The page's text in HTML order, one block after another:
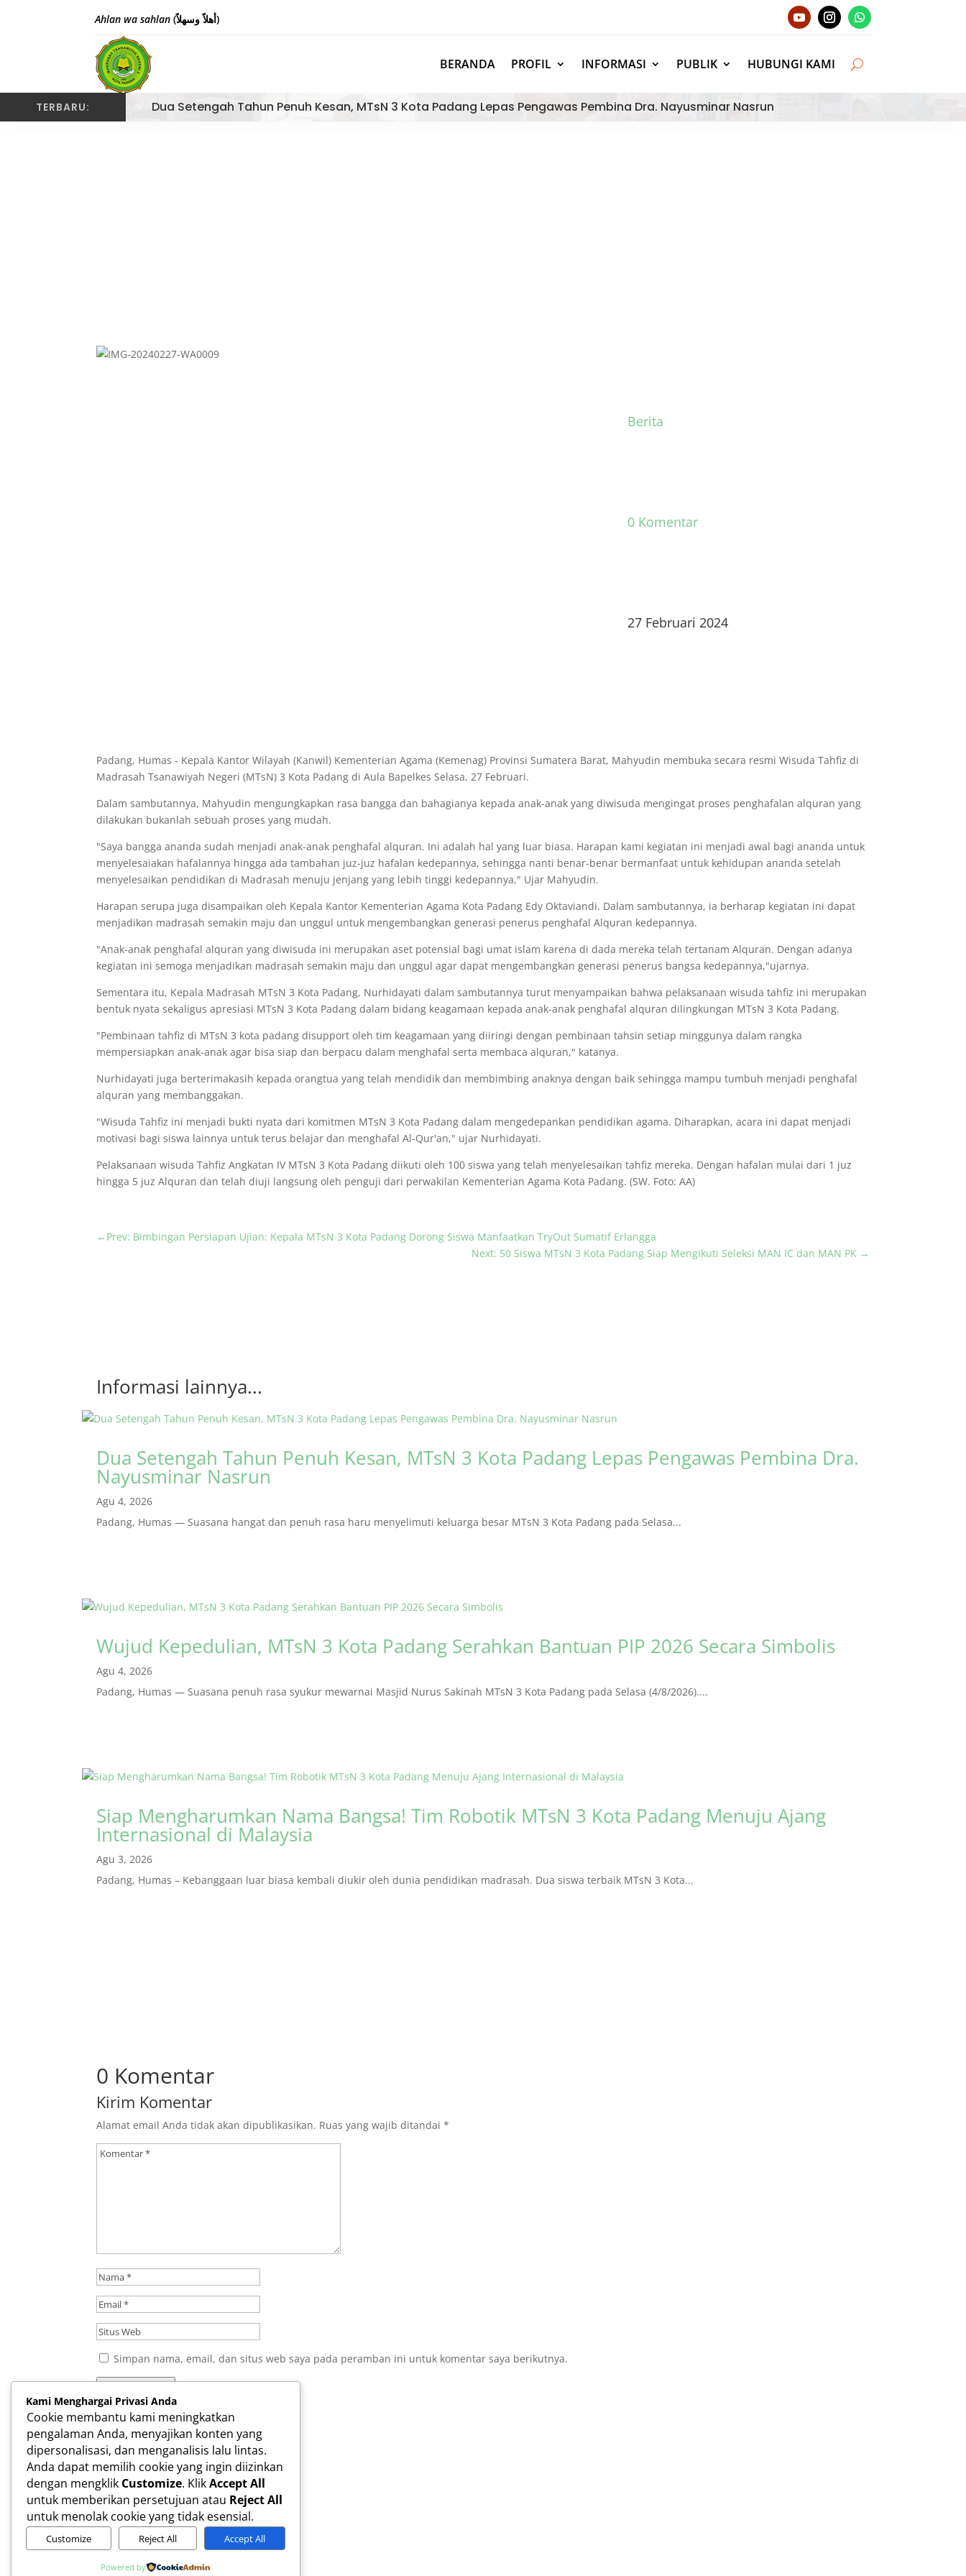
Ahlan wa sahlan (أهلاً وسهلاً)
BERANDA PROFIL INFORMASI PUBLIK HUBUNGI KAMI
TERBARU: Dua Setengah Tahun Penuh Kesan, MTsN 3 Kota Padang Lepas Pengawas Pembina Dra. Nayusminar Nasrun
Berita
0 Komentar
27 Februari 2024
Padang, Humas - Kepala Kantor Wilayah (Kanwil) Kementerian Agama (Kemenag) Provinsi Sumatera Barat, Mahyudin membuka secara resmi Wisuda Tahfiz di
Madrasah Tsanawiyah Negeri (MTsN) 3 Kota Padang di Aula Bapelkes Selasa, 27 Februari.
Dalam sambutannya, Mahyudin mengungkapkan rasa bangga dan bahagianya kepada anak-anak yang diwisuda mengingat proses penghafalan alquran yang
dilakukan bukanlah sebuah proses yang mudah.
"Saya bangga ananda sudah menjadi anak-anak penghafal alquran. Ini adalah hal yang luar biasa. Harapan kami kegiatan ini menjadi awal bagi ananda untuk
menyelesaiakan hafalannya hingga ada tambahan juz-juz hafalan kedepannya, sehingga nanti benar-benar bermanfaat untuk kehidupan ananda setelah
menyelesaikan pendidikan di Madrasah menuju jenjang yang lebih tinggi kedepannya," Ujar Mahyudin.
Harapan serupa juga disampaikan oleh Kepala Kantor Kementerian Agama Kota Padang Edy Oktaviandi. Dalam sambutannya, ia berharap kegiatan ini dapat
menjadikan madrasah semakin maju dan unggul untuk mengembangkan generasi penerus penghafal Alquran kedepannya.
"Anak-anak penghafal alquran yang diwisuda ini merupakan aset potensial bagi umat islam karena di dada mereka telah tertanam Alquran. Dengan adanya
kegiatan ini semoga menjadikan madrasah semakin maju dan unggul agar dapat mengembangkan generasi penerus bangsa kedepannya,"ujarnya.
Sementara itu, Kepala Madrasah MTsN 3 Kota Padang, Nurhidayati dalam sambutannya turut menyampaikan bahwa pelaksanaan wisuda tahfiz ini merupakan
bentuk nyata sekaligus apresiasi MTsN 3 Kota Padang dalam bidang keagamaan kepada anak-anak penghafal alquran dilingkungan MTsN 3 Kota Padang.
"Pembinaan tahfiz di MTsN 3 kota padang disupport oleh tim keagamaan yang diiringi dengan pembinaan tahsin setiap minggunya dalam rangka
mempersiapkan anak-anak agar bisa siap dan berpacu dalam menghafal serta membaca alquran," katanya.
Nurhidayati juga berterimakasih kepada orangtua yang telah mendidik dan membimbing anaknya dengan baik sehingga mampu tumbuh menjadi penghafal
alquran yang membanggakan.
"Wisuda Tahfiz ini menjadi bukti nyata dari komitmen MTsN 3 Kota Padang dalam mengedepankan pendidikan agama. Diharapkan, acara ini dapat menjadi
motivasi bagi siswa lainnya untuk terus belajar dan menghafal Al-Qur'an," ujar Nurhidayati.
Pelaksanaan wisuda Tahfiz Angkatan IV MTsN 3 Kota Padang diikuti oleh 100 siswa yang telah menyelesaikan tahfiz mereka. Dengan hafalan mulai dari 1 juz
hingga 5 juz Alquran dan telah diuji langsung oleh penguji dari perwakilan Kementerian Agama Kota Padang. (SW. Foto: AA)
← Prev: Bimbingan Persiapan Ujian: Kepala MTsN 3 Kota Padang Dorong Siswa Manfaatkan TryOut Sumatif Erlangga
Next: 50 Siswa MTsN 3 Kota Padang Siap Mengikuti Seleksi MAN IC dan MAN PK→
Informasi lainnya...
Dua Setengah Tahun Penuh Kesan, MTsN 3 Kota Padang Lepas Pengawas Pembina Dra.
Nayusminar Nasrun
Agu 4, 2026
Padang, Humas — Suasana hangat dan penuh rasa haru menyelimuti keluarga besar MTsN 3 Kota Padang pada Selasa...
Wujud Kepedulian, MTsN 3 Kota Padang Serahkan Bantuan PIP 2026 Secara Simbolis
Agu 4, 2026
Padang, Humas — Suasana penuh rasa syukur mewarnai Masjid Nurus Sakinah MTsN 3 Kota Padang pada Selasa (4/8/2026)....
Siap Mengharumkan Nama Bangsa! Tim Robotik MTsN 3 Kota Padang Menuju Ajang
Internasional di Malaysia
Agu 3, 2026
Padang, Humas – Kebanggaan luar biasa kembali diukir oleh dunia pendidikan madrasah. Dua siswa terbaik MTsN 3 Kota...
0 Komentar
Kirim Komentar
Alamat email Anda tidak akan dipublikasikan. Ruas yang wajib ditandai*
Simpan nama, email, dan situs web saya pada peramban ini untuk komentar saya berikutnya.
Kirim Komentar
Kami Menghargai Privasi Anda
Cookie membantu kami meningkatkan
pengalaman Anda, menyajikan konten yang
dipersonalisasi, dan menganalisis lalu lintas.
Anda dapat memilih cookie yang ingin diizinkan
dengan mengklik Customize. KlikAccept All
untuk memberikan persetujuan atau Reject All
untuk menolak cookie yang tidak esensial.
Customize Reject All Accept All
Powered by